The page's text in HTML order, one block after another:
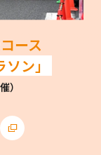
ース
ン」
）